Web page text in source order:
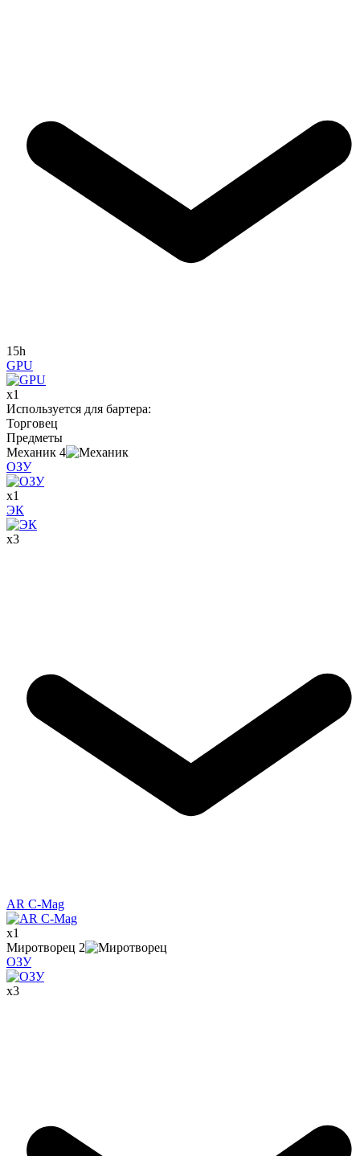
15h
GPU
x1
Используется для бартера:
Торговец
Предметы
Механик 4
ОЗУ
x1
ЭК
x3
AR C-Mag
x1
Миротворец 2
ОЗУ
x3